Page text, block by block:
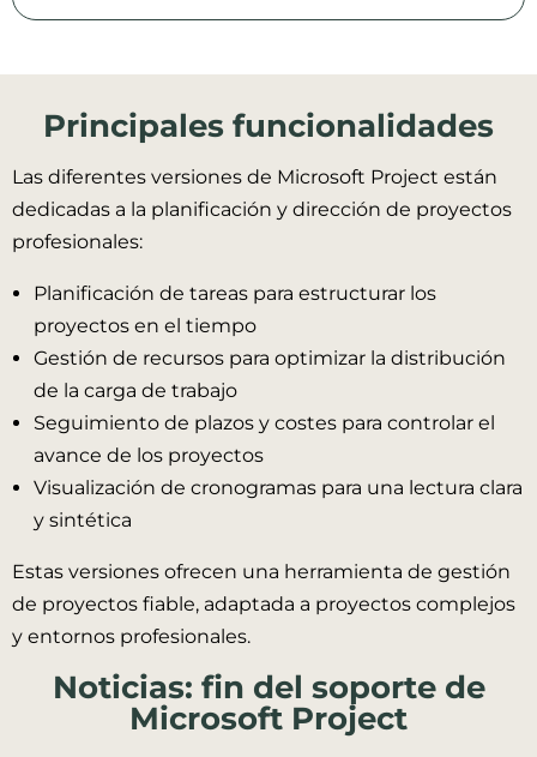
Principales funcionalidades
Las diferentes versiones de Microsoft Project están
dedicadas a la planificación y dirección de proyectos
profesionales:
Planificación de tareas para estructurar los
proyectos en el tiempo
Gestión de recursos para optimizar la distribución
de la carga de trabajo
Seguimiento de plazos y costes para controlar el
avance de los proyectos
Visualización de cronogramas para una lectura clara
y sintética
Estas versiones ofrecen una herramienta de gestión
de proyectos fiable, adaptada a proyectos complejos
y entornos profesionales.
Noticias: fin del soporte de
Microsoft Project